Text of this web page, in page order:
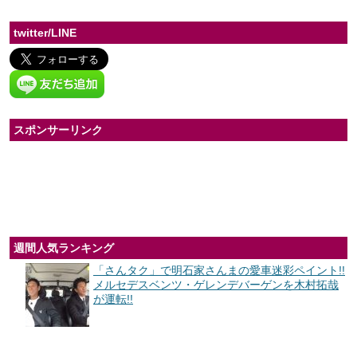
twitter/LINE
スポンサーリンク
週間人気ランキング
「さんタク」で明石家さんまの愛車迷彩ペイント!!
メルセデスベンツ・ゲレンデバーゲンを木村拓哉
が運転!!